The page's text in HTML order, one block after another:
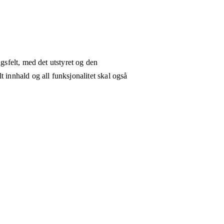
med det utstyret og den
innhald og all funksjonalitet skal også